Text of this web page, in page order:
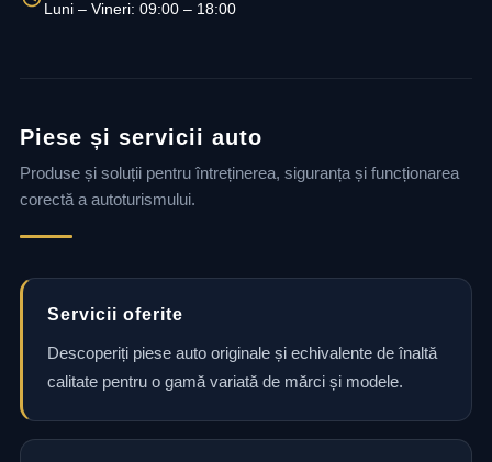
Luni – Vineri: 09:00 – 18:00
Piese și servicii auto
Produse și soluții pentru întreținerea, siguranța și funcționarea
corectă a autoturismului.
Servicii oferite
Descoperiți piese auto originale și echivalente de înaltă
calitate pentru o gamă variată de mărci și modele.